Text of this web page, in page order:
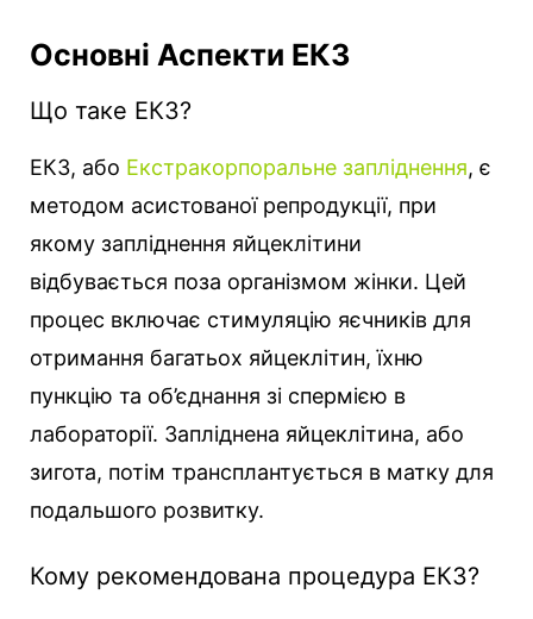
Основні Аспекти ЕКЗ
Що таке ЕКЗ?
ЕКЗ, або Екстракорпоральне запліднення, є
методом асистованої репродукції, при
якому запліднення яйцеклітини
відбувається поза організмом жінки. Цей
процес включає стимуляцію яєчників для
отримання багатьох яйцеклітин, їхню
пункцію та об’єднання зі спермією в
лабораторії. Запліднена яйцеклітина, або
зигота, потім трансплантується в матку для
подальшого розвитку.
Кому рекомендована процедура ЕКЗ?